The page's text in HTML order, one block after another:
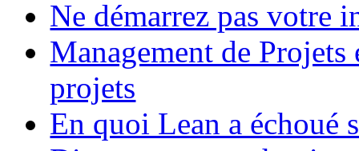
Ne démarrez pas votre
Management de
projets
En quoi Lean a échoué